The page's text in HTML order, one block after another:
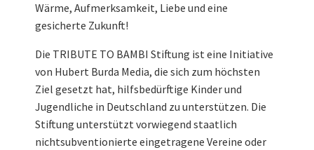
Wärme, Aufmerksamkeit, Liebe und eine
gesicherte Zukunft!
Die TRIBUTE TO BAMBI Stiftung ist eine Initiative
von Hubert Burda Media, die sich zum höchsten
Ziel gesetzt hat, hilfsbedürftige Kinder und
Jugendliche in Deutschland zu unterstützen. Die
Stiftung unterstützt vorwiegend staatlich
nichtsubventionierte eingetragene Vereine oder